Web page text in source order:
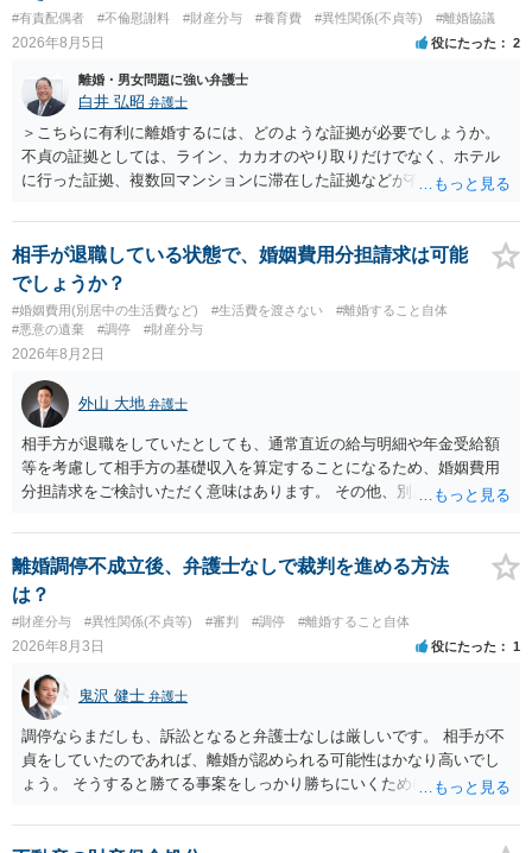
#有責配偶者 #不倫慰謝料 #財産分与 #養育費 #異性関係(不貞等) #離婚協議
2026年8月5日 役にたった 2
離婚・男女問題に強い弁護士
白井 弘昭 弁護士
＞こちらに有利に離婚するには、どのような証拠が必要でしょうか。
不貞の証拠としては、ライン、カカオのやり取りだけでなく、ホテル
に行った証拠、複数回マンションに滞在した証拠などが有効です。 不
婚する、慰謝料をとるなど）ことができると思われます。 ただし、不
貞発覚後、長期間同居を続けると、不貞を許したとの評価につながる
場合がありますので、ご注意ください。 以上、ご参考まで。
相手が退職している状態で、婚姻費用分担請求は可能
でしょうか？
#婚姻費用(別居中の生活費など) #生活費を渡さない
#離婚すること自体
#悪意の遺棄
#調停 #財産分与
2026年8月2日
外山 大地 弁護士
相手方が退職をしていたとしても、通常直近の給与明細や年金受給額
等を考慮して相手方の基礎収入を算定することになるため、婚姻費用
分担請求をご検討いただく意味はあります。 その他、別居の経緯、質
て、ご検討いただくのが良いかと思います。
離婚調停不成立後、弁護士なしで裁判を進める方法
は？
#財産分与 #異性関係(不貞等) #審判 #調停 #離婚すること自体
2026年8月3日 役にたった 1
鬼沢 健士 弁護士
調停ならまだしも、訴訟となると弁護士なしは厳しいです。 相手が不
貞をしていたのであれば、離婚が認められる可能性はかなり高いでし
ょう。 そうすると勝てる事案をしっかり勝ちにいくためにも弁護士委